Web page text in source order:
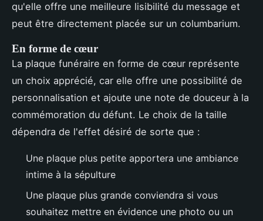
qu'elle offre une meilleure lisibilité du message et
peut être directement placée sur un columbarium.
En forme de cœur
La plaque funéraire en forme de cœur représente
un choix apprécié, car elle offre une possibilité de
personnalisation et ajoute une note de douceur à la
commémoration du défunt. Le choix de la taille
dépendra de l'effet désiré de sorte que :
Une plaque plus petite apportera une ambiance
intime à la sépulture
Une plaque plus grande conviendra si vous
souhaitez mettre en évidence une photo ou un